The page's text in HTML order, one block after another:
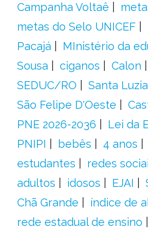
Campanha Voltaê
metas do Selo UNICEF
Pacajá
MInistério da
Sousa
ciganos Calon
SEDUC/RO
Santa
São Felipe D'Oeste
PNE 2026-2036
Lei da
PNIPI
bebês 4 anos
estudantes
redes
adultos
idosos EJAI
Chã Grande
índice de
rede estadual de ensino